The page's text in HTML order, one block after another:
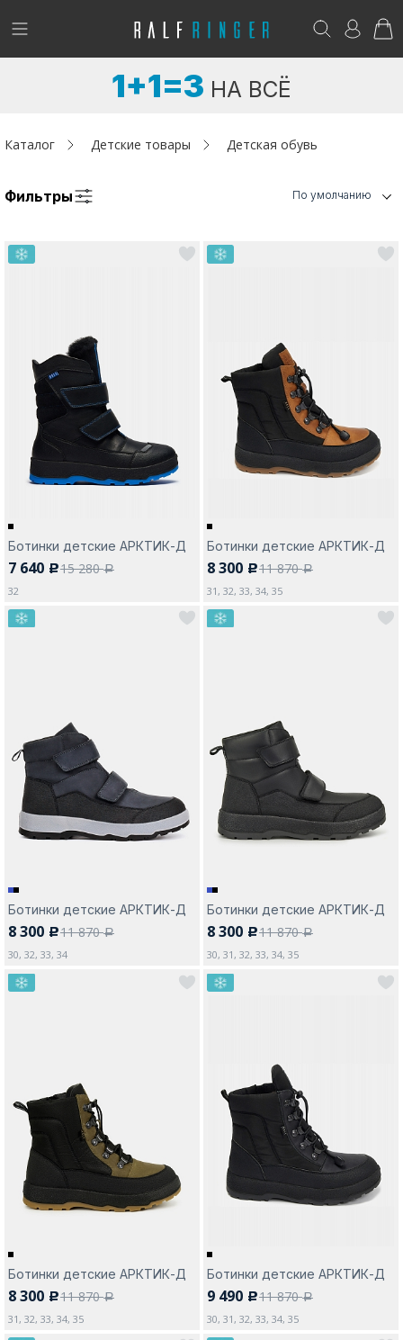
!
Женщинам
Акции / Новости
Адреса магазинов
Да, все верно Изменить город
Возникли вопросы? - club@ralf.ru
1+1=3 НА ВСЁ
Каталог Детские товары Детская обувь
Фильтры По умолчанию
Ботинки детские АРКТИК-Д
7 640 c15 280a
32
Ботинки детские АРКТИК-Д
8 300 c11 870a
31, 32, 33, 34, 35
Ботинки детские АРКТИК-Д
8 300 c11 870a
30, 32, 33, 34
Ботинки детские АРКТИК-Д
8 300 c11 870a
30, 31, 32, 33, 34, 35
Ботинки детские АРКТИК-Д
8 300 c11 870a
31, 32, 33, 34, 35
Ботинки детские АРКТИК-Д
9 490 c11 870a
30, 31, 32, 33, 34, 35